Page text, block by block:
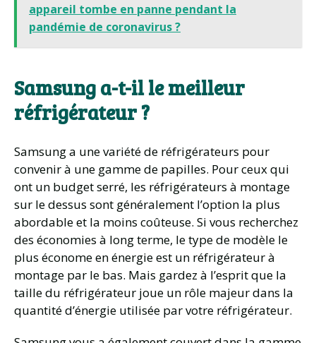
appareil tombe en panne pendant la
pandémie de coronavirus ?
Samsung a-t-il le meilleur
réfrigérateur ?
Samsung a une variété de réfrigérateurs pour
convenir à une gamme de papilles. Pour ceux qui
ont un budget serré, les réfrigérateurs à montage
sur le dessus sont généralement l’option la plus
abordable et la moins coûteuse. Si vous recherchez
des économies à long terme, le type de modèle le
plus économe en énergie est un réfrigérateur à
montage par le bas. Mais gardez à l’esprit que la
taille du réfrigérateur joue un rôle majeur dans la
quantité d’énergie utilisée par votre réfrigérateur.